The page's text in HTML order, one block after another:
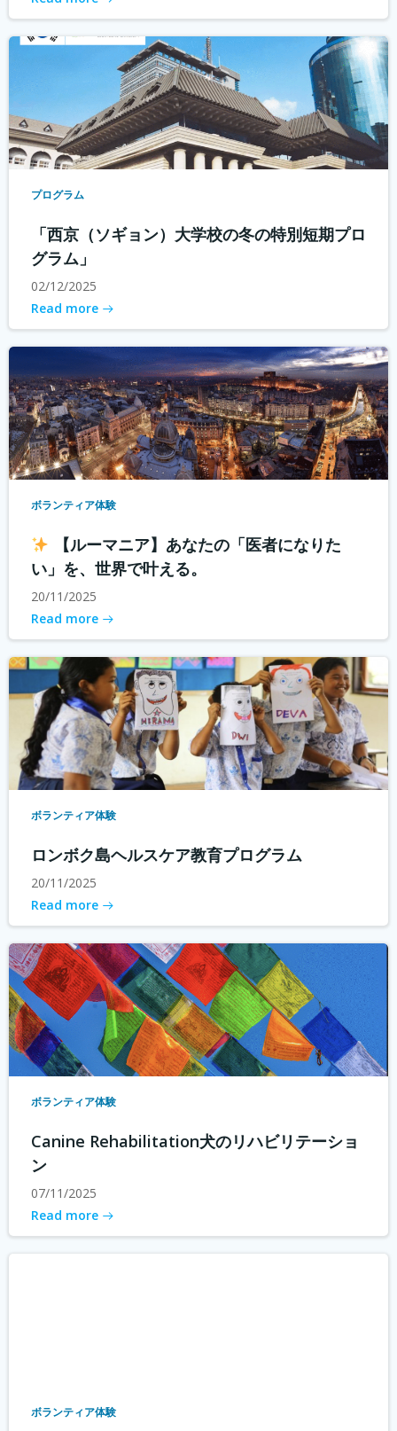
プログラム
「西京（ソギョン）大学校の冬の特別短期プロ
グラム」
02/12/2025
Read more
ボランティア体験
【ルーマニア】あなたの「医者になりた
い」を、世界で叶える。
20/11/2025
Read more
ボランティア体験
ロンボク島ヘルスケア教育プログラム
20/11/2025
Read more
ボランティア体験
Canine Rehabilitation犬のリハビリテーショ
ン
07/11/2025
Read more
ボランティア体験